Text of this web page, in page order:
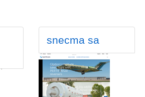
snecma sa